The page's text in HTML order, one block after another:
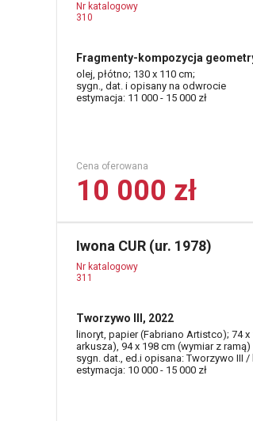
Nr katalogowy
310
Fragmenty-kompozycja
olej, płótno; 130 x 110 cm;
sygn., dat. i opisany na odwrocie
estymacja: 11 000 - 15 000 zł
Cena oferowana
10 000 zł
Iwona CUR (ur. 1978)
Nr katalogowy
311
Tworzywo III, 2022
linoryt, papier (Fabriano Artistco); 74
arkusza), 94 x 198 cm (wymiar z ramą)
sygn. dat., ed.i opisana: Tworzywo III
estymacja: 10 000 - 15 000 zł